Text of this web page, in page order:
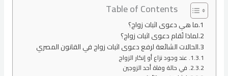
Table of Contents
ما هي دعوى اثبات زواج؟
لماذا تُقام دعوى اثبات زواج؟
الحالات الشائعة لرفع دعوى اثبات زواج في القانون المصري
1. عند وجود نزاع أو إنكار الزواج
2. في حالة وفاة أحد الزوجين